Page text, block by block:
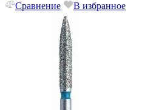
Сравнение
В избранное